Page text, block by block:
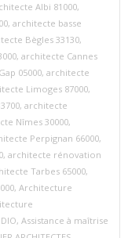
Albi 81000,
, architecte basse
Bègles 33130,
, architecte Cannes
05000, architecte
Limoges 87000,
, architecte
Nîmes 30000,
Perpignan 66000,
, architecte rénovation
Tarbes 65000,
, Architecture
, Assistance à maîtrise